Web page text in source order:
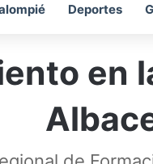
Deportes
en